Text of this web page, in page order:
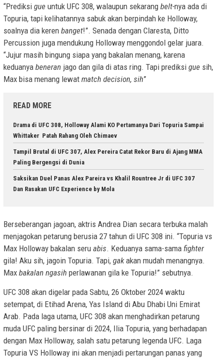
“Prediksi gue untuk UFC 308, walaupun sekarang belt-nya ada di
Topuria, tapi kelihatannya sabuk akan berpindah ke Holloway,
soalnya dia keren banget!”. Senada dengan Claresta, Ditto
Percussion juga mendukung Holloway menggondol gelar juara.
“Jujur masih bingung siapa yang bakalan menang, karena
keduanya beneran jago dan gila di atas ring. Tapi prediksi gue sih,
Max bisa menang lewat match decision, sih”
READ MORE
Drama di UFC 308, Holloway Alami KO Pertamanya Dari Topuria Sampai
Whittaker Patah Rahang Oleh Chimaev
Tampil Brutal di UFC 307, Alex Pereira Catat Rekor Baru di Ajang MMA
Paling Bergengsi di Dunia
Saksikan Duel Panas Alex Pareira vs Khalil Rountree Jr di UFC 307
Dan Rasakan UFC Experience by Mola
Berseberangan jagoan, aktris Andrea Dian secara terbuka malah
menjagokan petarung berusia 27 tahun di UFC 308 ini. “Topuria vs
Max Holloway bakalan seru abis. Keduanya sama-sama fighter
gila! Aku sih, jagoin Topuria. Tapi, gakakan mudah menangnya.
Max bakalan ngasih perlawanan gila ke Topuria!” sebutnya.
UFC 308 akan digelar pada Sabtu, 26 Oktober 2024 waktu
setempat, di Etihad Arena, Yas Island di Abu Dhabi Uni Emirat
Arab. Pada laga utama, UFC 308 akan menghadirkan petarung
muda UFC paling bersinar di 2024, Ilia Topuria, yang berhadapan
dengan Max Holloway, salah satu petarung legenda UFC. Laga
Topuria VS Holloway ini akan menjadi pertarungan panas yang